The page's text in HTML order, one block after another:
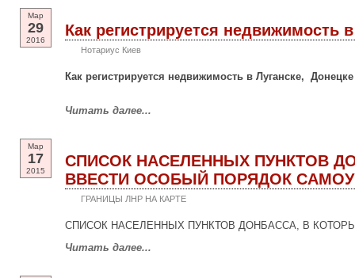
Мар
29
2016
Как регистрируется недвижимость
Нотариус Киев
Как регистрируется недвижимость в Луганске,
Читать далее...
Мар
17
2015
СПИСОК НАСЕЛЕННЫХ ПУНКТОВ
ВВЕСТИ ОСОБЫЙ ПОРЯДОК
ГРАНИЦЫ ЛНР НА КАРТЕ
СПИСОК НАСЕЛЕННЫХ ПУНКТОВ ДОНБАССА, В
Читать далее...